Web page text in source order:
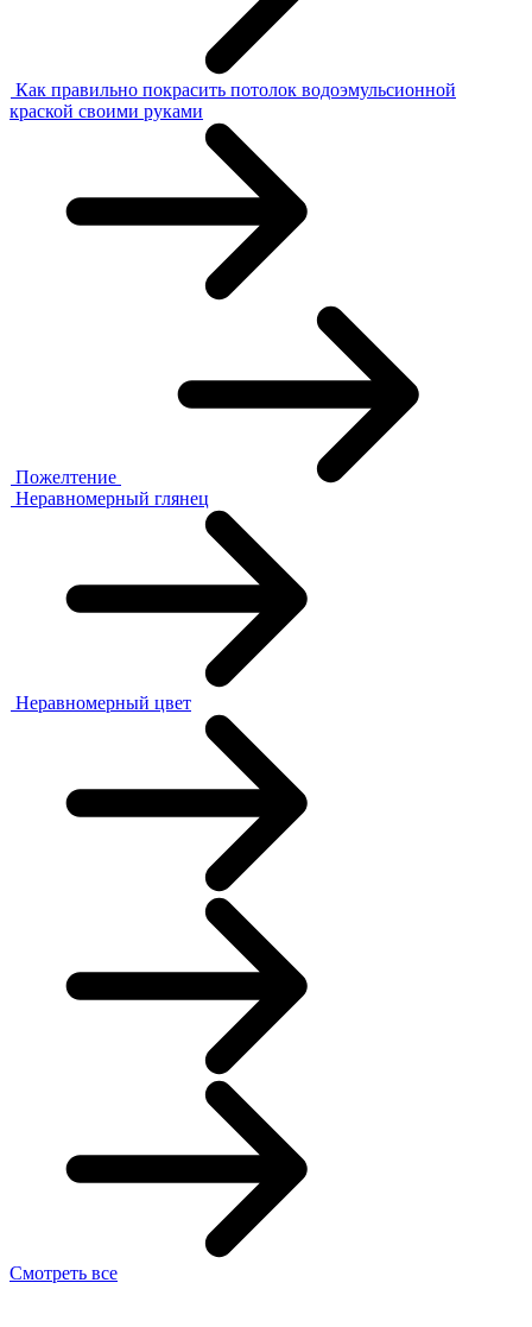
Как правильно покрасить потолок водоэмульсионной
краской своими руками
Пожелтение
Неравномерный глянец
Неравномерный цвет
Смотреть все